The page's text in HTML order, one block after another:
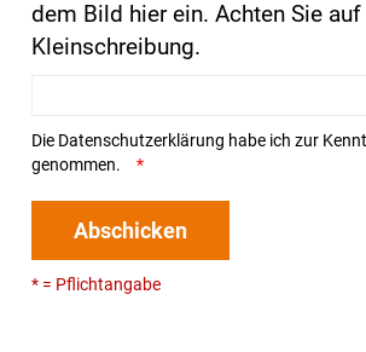
dem Bild hier ein. Achten Sie auf
Kleinschreibung.
Die Datenschutzerklärung habe ich zur
genommen.
Abschicken
* = Pflichtangabe